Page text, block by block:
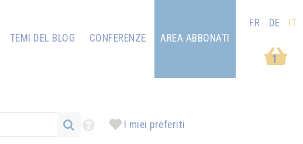
TEMI DEL BLOG
CONFERENZE
1
AREA ABBONATI
FR DE IT
I miei preferiti